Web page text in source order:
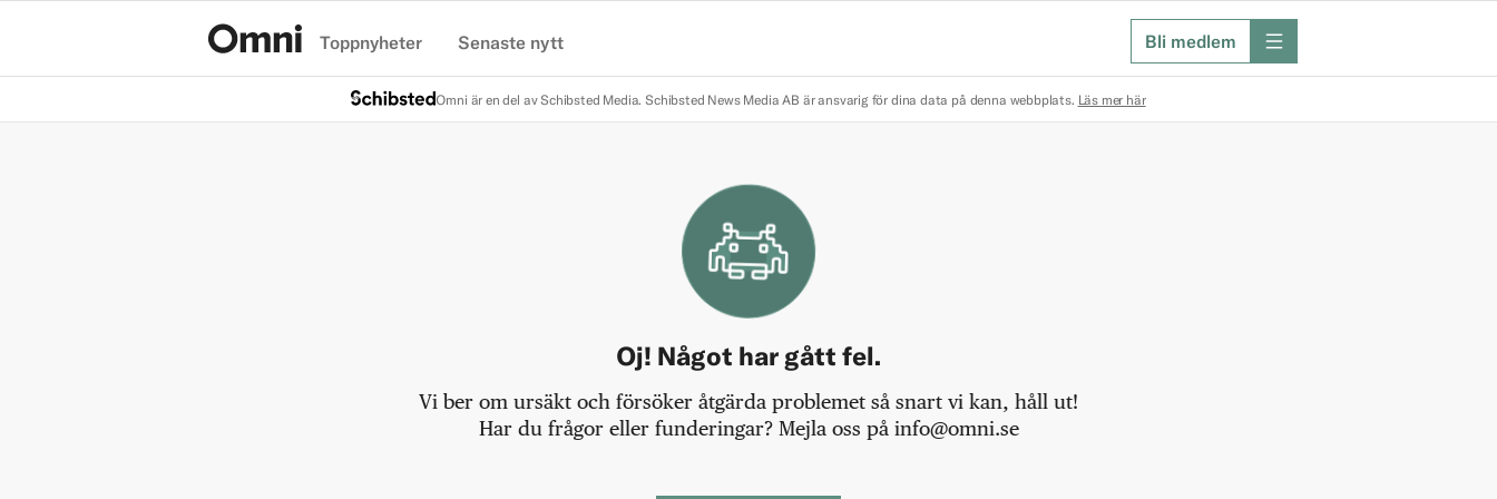
Toppnyheter Senaste nytt Bli medlem meny
Omni är en del av Schibsted Media. Schibsted News Media AB är ansvarig för dina data på denna webbplats. Läs mer här
Oj! Något har gått fel.
Vi ber om ursäkt och försöker åtgärda problemet så snart vi kan, håll ut!
Har du frågor eller funderingar? Mejla oss på info@omni.se